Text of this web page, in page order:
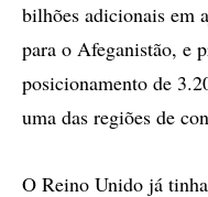
bilhões adicionais em
para o Afeganistão, e
posicionamento de
uma das regiões de
O Reino Unido já